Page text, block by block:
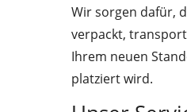
Wir sorgen dafür,
verpackt,
Ihrem neuen
platziert wird.